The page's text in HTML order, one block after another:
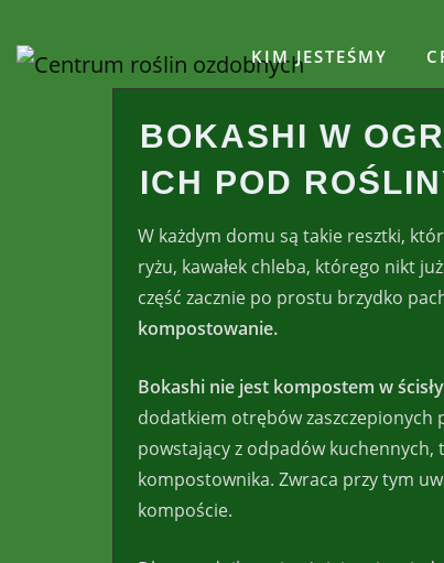
content
KIM JESTEŚMY
BOKASHI W
ICH POD
W każdym domu są takie resztki,
ryżu, kawałek chleba, którego nikt
część zacznie po prostu brzydko
kompostowanie.
Bokashi nie jest kompostem w
dodatkiem otrębów zaszczepionych
powstający z odpadów kuchennych,
kompostownika. Zwraca przy tym
kompoście.